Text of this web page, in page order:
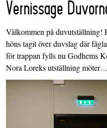
Vernissage
Välkommen på duvutställning!
höns tagit över duvslag där
för trappan fylls nu Godhems
Nora Loreks utställning möter…